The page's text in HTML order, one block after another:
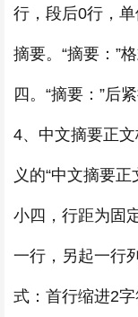
行，段后0行，
摘要。“摘要：”
四。“摘要：”后
4、中文摘要正
义的“中文摘要
小四，行距为固
一行，另起一行
式：首行缩进2